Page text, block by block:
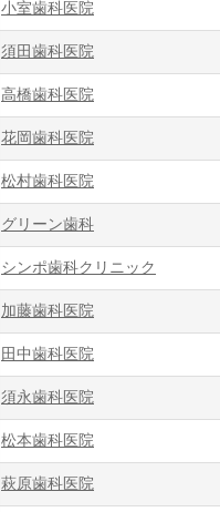
小室歯科医院
須田歯科医院
高橋歯科医院
花岡歯科医院
松村歯科医院
グリーン歯科
シンポ歯科クリニック
加藤歯科医院
田中歯科医院
須永歯科医院
松本歯科医院
萩原歯科医院